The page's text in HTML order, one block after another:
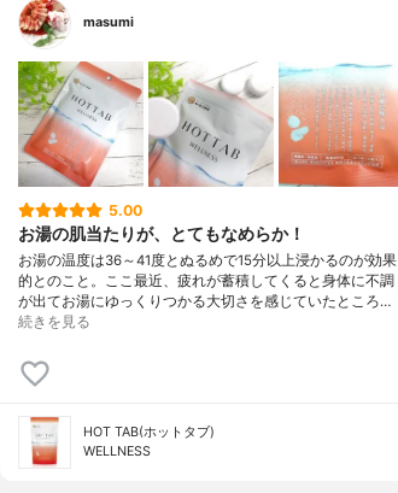
masumi
5.00
お湯の肌当たりが、とてもなめらか！
お湯の温度は36～41度とぬるめで15分以上浸かるのが効果
的とのこと。ここ最近、疲れが蓄積してくると身体に不調
が出てお湯にゆっくりつかる大切さを感じていたところ…
続きを見る
HOT TAB(ホットタブ)
WELLNESS